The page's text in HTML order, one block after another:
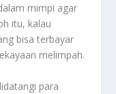
mimpi agar
itu, kalau
bisa terbayar
melimpah.
para